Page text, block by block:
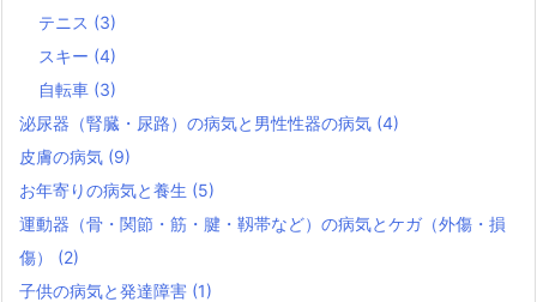
テニス (3)
スキー (4)
自転車 (3)
泌尿器（腎臓・尿路）の病気と男性性器の病気 (4)
皮膚の病気 (9)
お年寄りの病気と養生 (5)
運動器（骨・関節・筋・腱・靱帯など）の病気とケガ（外傷・損
傷） (2)
子供の病気と発達障害 (1)